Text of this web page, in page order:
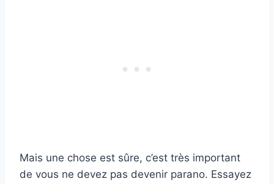
Mais une chose est sûre, c’est très important
de vous ne devez pas devenir parano. Essayez